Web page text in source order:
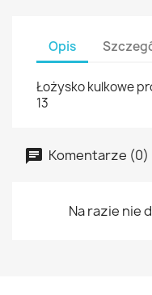
Opis
Łożysko kulkowe
13
Komentarze (0)
Na razie nie